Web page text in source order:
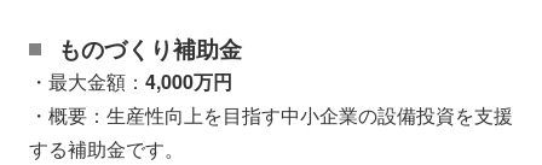
ものづくり補助金
・最大金額： 4,000万円
・概要：生産性向上を目指す中小企業の設備投資を支援
する補助金です。